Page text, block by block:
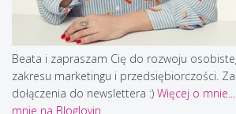
Beata i zapraszam Cię do rozwoju
zakresu marketingu i przedsiębiorczości.
dołączenia do newslettera :) Więcej o mnie...
mnie na Bloglovin